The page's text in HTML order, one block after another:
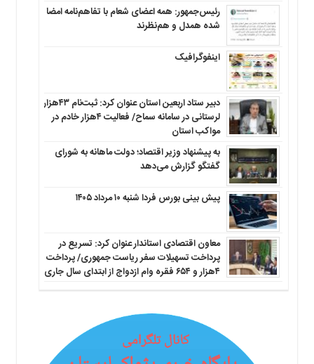
رئیس‌جمهور: همه اعضای شعام با تفاهم‌نامه امضا
شده همدل و هم‌نظرند
اینفوگرافیک
دبیر ستاد اربعین استان عنوان کرد: ثبت‌نام ۴۳هزار
لرستانی در سامانه سماح/ فعالیت ۴هزار خادم در
مواکب استان
به پیشنهاد وزیر اقتصاد؛ دولت ماهانه به شورای
گفتگو گزارش می‌دهد
پیش بینی بورس فردا شنبه ۱۰ مرداد ۱۴۰۵
معاون اقتصادی استاندار عنوان کرد: تسریع در
پرداخت تسهیلات سفر ریاست جمهوری/ پرداخت
۴هزار و ۶۵۴ فقره وام ازدواج از ابتدای سال جاری